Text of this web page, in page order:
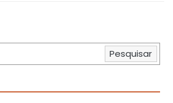
Pesquisar